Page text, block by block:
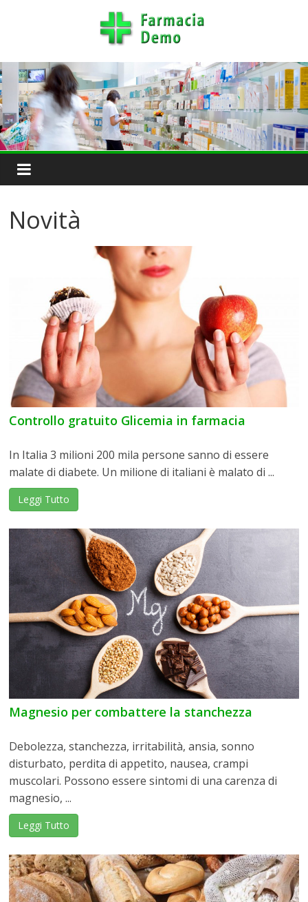
Novità
Controllo gratuito Glicemia in farmacia
In Italia 3 milioni 200 mila persone sanno di essere
malate di diabete. Un milione di italiani è malato di ...
Leggi Tutto
Magnesio per combattere la stanchezza
Debolezza, stanchezza, irritabilità, ansia, sonno
disturbato, perdita di appetito, nausea, crampi
muscolari. Possono essere sintomi di una carenza di
magnesio, ...
Leggi Tutto